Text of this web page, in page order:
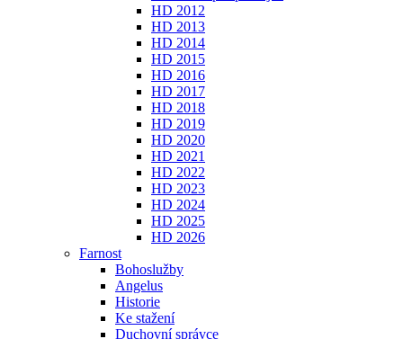
HD 2012
HD 2013
HD 2014
HD 2015
HD 2016
HD 2017
HD 2018
HD 2019
HD 2020
HD 2021
HD 2022
HD 2023
HD 2024
HD 2025
HD 2026
Farnost
Bohoslužby
Angelus
Historie
Ke stažení
Duchovní správce